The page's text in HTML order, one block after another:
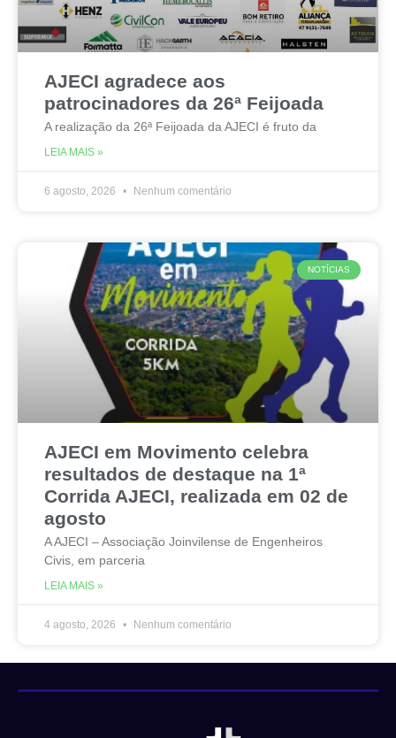
AJECI agradece aos
patrocinadores da 26ª Feijoada
A realização da 26ª Feijoada da AJECI é fruto da
LEIA MAIS »
6 agosto, 2026 Nenhum comentário
NOTÍCIAS
AJECI em Movimento celebra
resultados de destaque na 1ª
Corrida AJECI, realizada em 02 de
agosto
A AJECI – Associação Joinvilense de Engenheiros
Civis, em parceria
LEIA MAIS »
4 agosto, 2026 Nenhum comentário